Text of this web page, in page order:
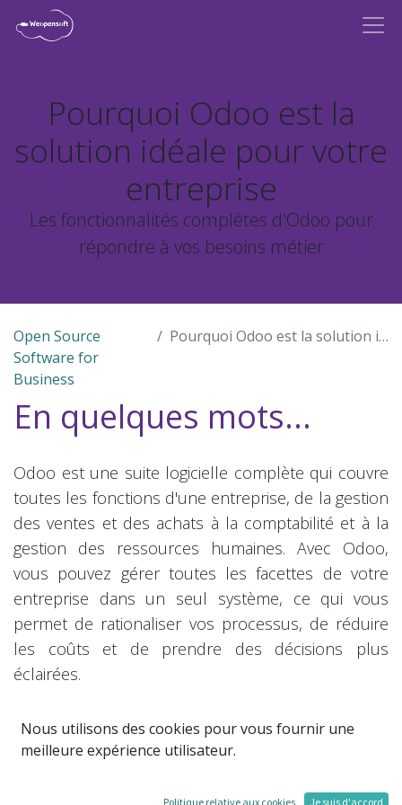
Pourquoi Odoo est la
solution idéale pour votre
entreprise
Les fonctionnalités complètes d'Odoo pour
répondre à vos besoins métier
Open Source
Software for
Business
Pourquoi Odoo est la solution idéale pour votre entreprise
En quelques mots...
Odoo est une suite logicielle complète qui couvre
toutes les fonctions d'une entreprise, de la gestion
des ventes et des achats à la comptabilité et à la
gestion des ressources humaines. Avec Odoo,
vous pouvez gérer toutes les facettes de votre
entreprise dans un seul système, ce qui vous
permet de rationaliser vos processus, de réduire
les coûts et de prendre des décisions plus
éclairées.
Odoo est conçu pour être personnalisable afin de
répondre aux besoins spécifiques de votre
supplémentaires pour étendre la fonctionnalité
Nous utilisons des cookies pour vous fournir une
meilleure expérience utilisateur.
Politique relative aux cookies Je suis d'accord